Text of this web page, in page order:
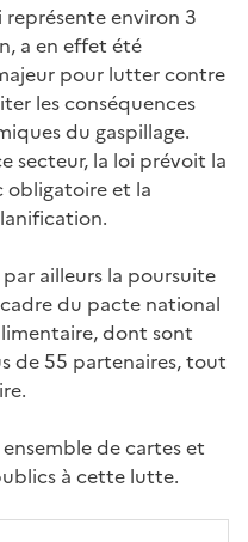
environ 3
a en effet été
pour lutter contre
les conséquences
du gaspillage.
secteur, la loi prévoit la
obligatoire et la
ailleurs la poursuite
du pacte national
dont sont
de 55 partenaires, tout
de cartes et
à cette lutte.